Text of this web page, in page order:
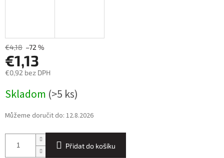
€4,18 –72 %
€1,13
€0,92 bez DPH
cena:
Skladom (>5 ks)
Můžeme doručit do: 12.8.2026
Přidat do košíku